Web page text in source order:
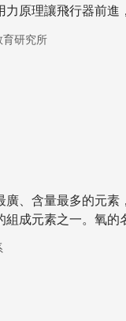
力原理讓飛行器前進
育研究所
廣、含量最多的元素
成元素之一。氧的